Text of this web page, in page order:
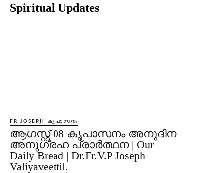
Spiritual Updates
FR JOSEPH കൃപാസനം
ആഗസ്റ്റ് 08 കൃപാസനം അനുദിന
അനുഗ്രഹ പ്രാർത്ഥന | Our
Daily Bread | Dr.Fr.V.P Joseph
Valiyaveettil.